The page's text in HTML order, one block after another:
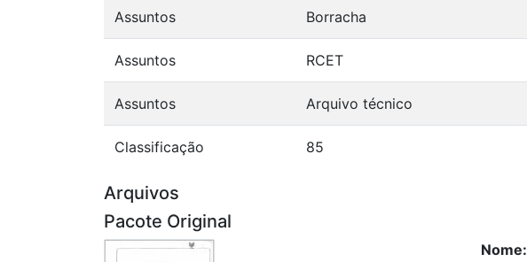
Assuntos Borracha
Assuntos RCET
Assuntos Arquivo técnico
Classificação 85
Arquivos
Pacote Original
Nome: